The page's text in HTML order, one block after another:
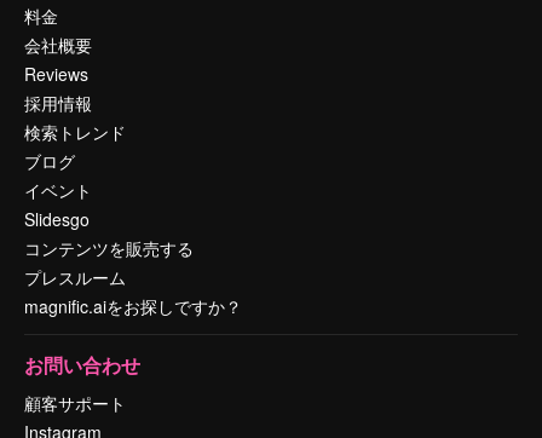
料金
会社概要
Reviews
採用情報
検索トレンド
ブログ
イベント
Slidesgo
コンテンツを販売する
プレスルーム
magnific.aiをお探しですか？
お問い合わせ
顧客サポート
Instagram